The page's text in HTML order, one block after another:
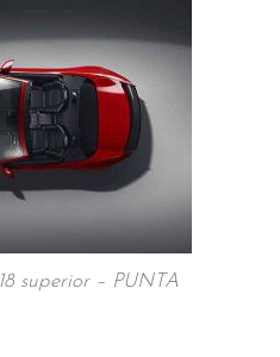
superior – PUNTA